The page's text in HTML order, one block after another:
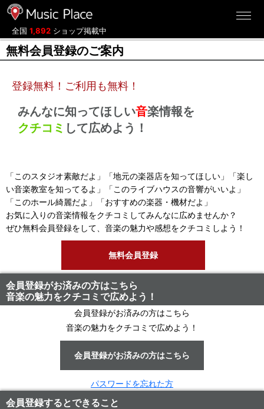
全国 1,892 ショップ掲載中
無料会員登録のご案内
登録無料！ご利用も無料！
みんなに知ってほしい音楽情報を
クチコミ して広めよう！
「このスタジオ素敵だよ」「地元の楽器店を知ってほしい」「楽し
い音楽教室を知ってるよ」「このライブハウスの音響がいいよ」
「このホール綺麗だよ」「おすすめの楽器・機材だよ」
お気に入りの音楽情報をクチコミしてみんなに広めませんか？
ぜひ無料会員登録をして、音楽の魅力や感想をクチコミしよう！
無料会員登録
会員登録がお済みの方はこちら
音楽の魅力をクチコミで広めよう！
会員登録がお済みの方はこちら
音楽の魅力をクチコミで広めよう！
会員登録がお済みの方はこちら
ログイン
パスワードを忘れた方
会員登録するとできること